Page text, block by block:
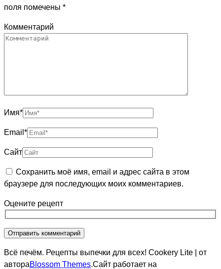
поля помечены *
Комментарий
Имя*
Email *
Сайт
Сохранить моё имя, email и адрес сайта в этом
браузере для последующих моих комментариев.
Оцените рецепт
Всё печём. Рецепты выпечки для всех! Cookery Lite | от
автораBlossom Themes.Сайт работает на